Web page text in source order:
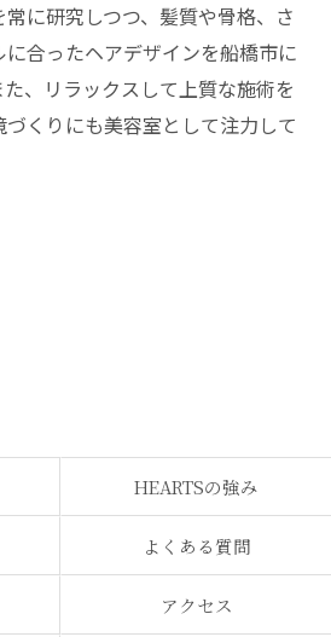
に研究しつつ、髪質や骨格、さ
合ったヘアデザインを船橋市に
、リラックスして上質な施術を
くりにも美容室として注力して
HEARTSの強み
よくある質問
アクセス